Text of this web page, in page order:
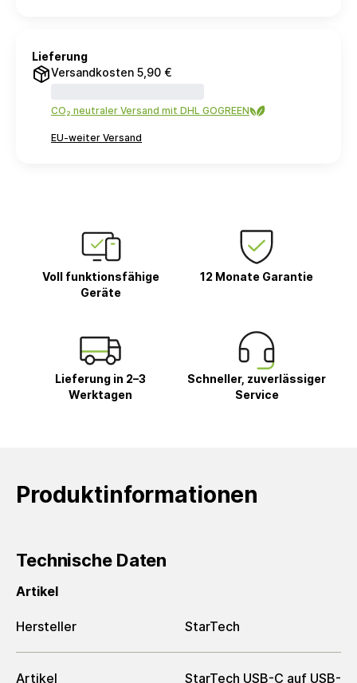
Lieferung
Versandkosten 5,90 €
CO₂ neutraler Versand mit DHL GOGREEN
EU-weiter Versand
Voll funktionsfähige
Geräte
12 Monate Garantie
Lieferung in 2–3
Werktagen
Schneller, zuverlässiger
Service
Produktinformationen
Technische Daten
Artikel
Hersteller StarTech
Artikel StarTech USB-C auf USB-